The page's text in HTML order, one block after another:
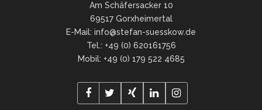
Am Schäfersacker 10
69517 Gorxheimertal
E-Mail: info@stefan-suesskow.de
Tel.: +49 (0) 620161756
Mobil: +49 (0) 179 522 4685